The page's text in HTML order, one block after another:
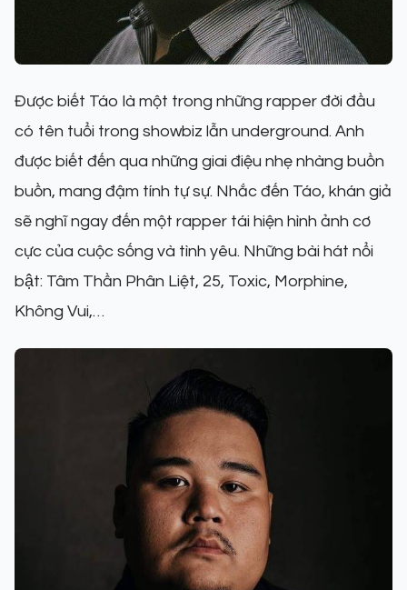
Được biết Táo là một trong những rapper đời đầu
có tên tuổi trong showbiz lẫn underground. Anh
được biết đến qua những giai điệu nhẹ nhàng buồn
buồn, mang đậm tính tự sự. Nhắc đến Táo, khán giả
sẽ nghĩ ngay đến một rapper tái hiện hình ảnh cơ
cực của cuộc sống và tình yêu. Những bài hát nổi
bật: Tâm Thần Phân Liệt, 25, Toxic, Morphine,
Không Vui,…